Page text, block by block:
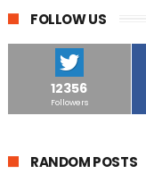
FOLLOW US
12356
Followers
RANDOM POSTS